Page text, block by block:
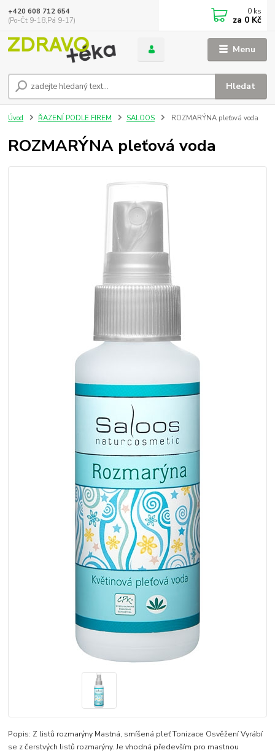
Menu
Hledat
+420 608 712 654
(Po-Čt 9-18,Pá 9-17)
0 ks
za 0 Kč
Úvod ŘAZENÍ PODLE FIREM SALOOS ROZMARÝNA pleťová voda
ROZMARÝNA pleťová voda
Popis: Z listů rozmarýny Mastná, smíšená pleť Tonizace Osvěžení Vyrábí
se z čerstvých listů rozmarýny. Je vhodná především pro mastnou